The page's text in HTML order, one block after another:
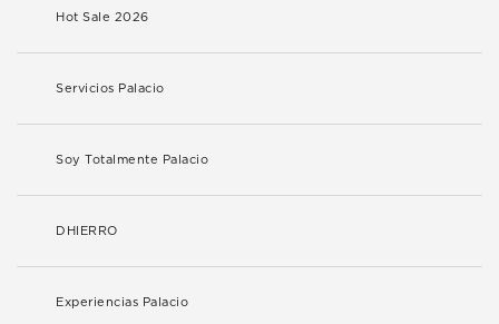
Hot Sale 2026
Servicios Palacio
Soy Totalmente Palacio
DHIERRO
Experiencias Palacio